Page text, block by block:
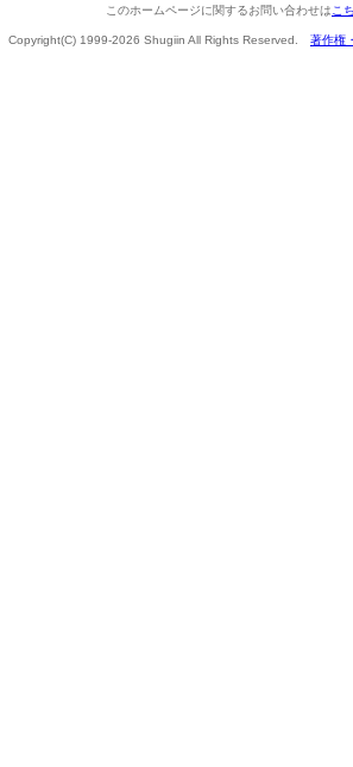
このホームページに関するお問い合わせは こ
Copyright(C) 1999-2026 Shugiin All Rights Reserved. 著作権